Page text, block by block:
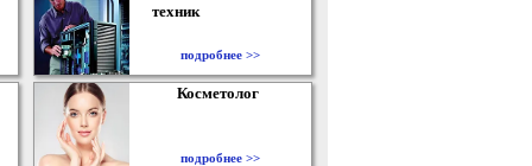
техник
подробнее >>
Косметолог
подробнее >>